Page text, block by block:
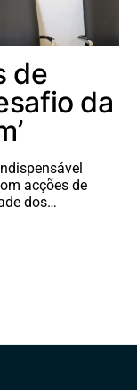
de
da
acções de
dos…